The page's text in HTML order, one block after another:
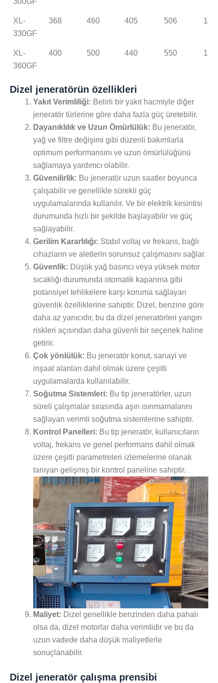
XL-
330GF
368 460 405 506
XL-
360GF
400 500 440 550
Dizel jeneratörün özellikleri
Yakıt Verimliliği: Belirli bir yakıt hacmiyle diğer
jeneratör türlerine göre daha fazla güç üretebilir.
Dayanıklılık ve Uzun Ömürlülük: Bu jeneratör,
yağ ve filtre değişimi gibi düzenli bakımlarla
optimum performansını ve uzun ömürlülüğünü
sağlamaya yardımcı olabilir.
Güvenilirlik: Bu jeneratör uzun saatler boyunca
çalışabilir ve genellikle sürekli güç
uygulamalarında kullanılır. Ve bir elektrik kesintisi
durumunda hızlı bir şekilde başlayabilir ve güç
sağlayabilir.
Gerilim Kararlılığı: Stabil voltaj ve frekans, bağlı
cihazların ve aletlerin sorunsuz çalışmasını sağlar.
Güvenlik: Düşük yağ basıncı veya yüksek motor
sıcaklığı durumunda otomatik kapanma gibi
potansiyel tehlikelere karşı koruma sağlayan
güvenlik özelliklerine sahiptir. Dizel, benzine göre
daha az yanıcıdır, bu da dizel jeneratörleri yangın
riskleri açısından daha güvenli bir seçenek haline
getirir.
Çok yönlülük: Bu jeneratör konut, sanayi ve
inşaat alanları dahil olmak üzere çeşitli
uygulamalarda kullanılabilir.
Soğutma Sistemleri: Bu tip jeneratörler, uzun
süreli çalışmalar sırasında aşırı ısınmamalarını
sağlayan verimli soğutma sistemlerine sahiptir.
Kontrol Panelleri: Bu tip jeneratör, kullanıcıların
voltaj, frekans ve genel performans dahil olmak
üzere çeşitli parametreleri izlemelerine olanak
tanıyan gelişmiş bir kontrol paneline sahiptir.
Maliyet: Dizel genellikle benzinden daha pahalı
olsa da, dizel motorlar daha verimlidir ve bu da
uzun vadede daha düşük maliyetlerle
sonuçlanabilir.
Dizel jeneratör çalışma prensibi